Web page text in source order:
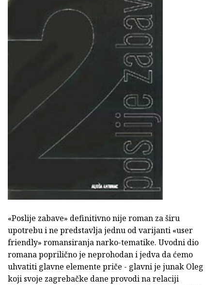
«Poslije zabave» definitivno nije roman za širu
upotrebu i ne predstavlja jednu od varijanti «user
friendly» romansiranja narko-tematike. Uvodni dio
romana poprilično je neprohodan i jedva da ćemo
uhvatiti glavne elemente priče - glavni je junak Oleg
koji svoje zagrebačke dane provodi na relaciji